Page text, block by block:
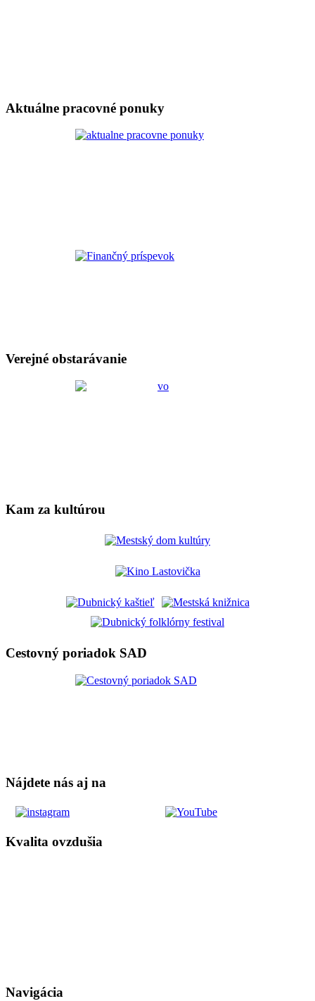
Aktuálne pracovné ponuky
Verejné obstarávanie
Kam za kultúrou
Cestovný poriadok SAD
Nájdete nás aj na
Kvalita ovzdušia
Navigácia